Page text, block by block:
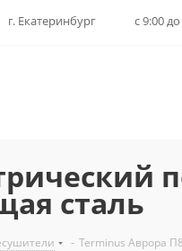
г. Екатеринбург с 9:00
сталь
- Terminus Аврора